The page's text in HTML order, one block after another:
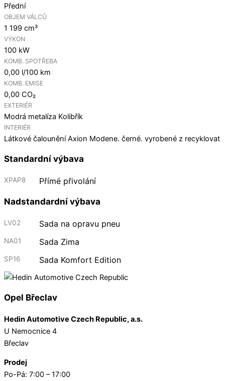
Přední
OBJEM VÁLCŮ
1 199 cm³
VÝKON
100 kW
KOMB. SPOTŘEBA
0,00 l/100 km
KOMB. EMISE
0,00 CO₂
EXTERIÉR
Modrá metalíza Kolibřík
INTERIÉR
Látkové čalounění Axion Modene. černé. vyrobené z recyklovat
Standardní výbava
XPAP8 Přímé přivolání
Nadstandardní výbava
LV02 Sada na opravu pneu
NA01 Sada Zima
SP16 Sada Komfort Edition
Opel Břeclav
Hedin Automotive Czech Republic, a.s.
U Nemocnice 4
Břeclav
Prodej
Po-Pá: 7:00 – 17:00